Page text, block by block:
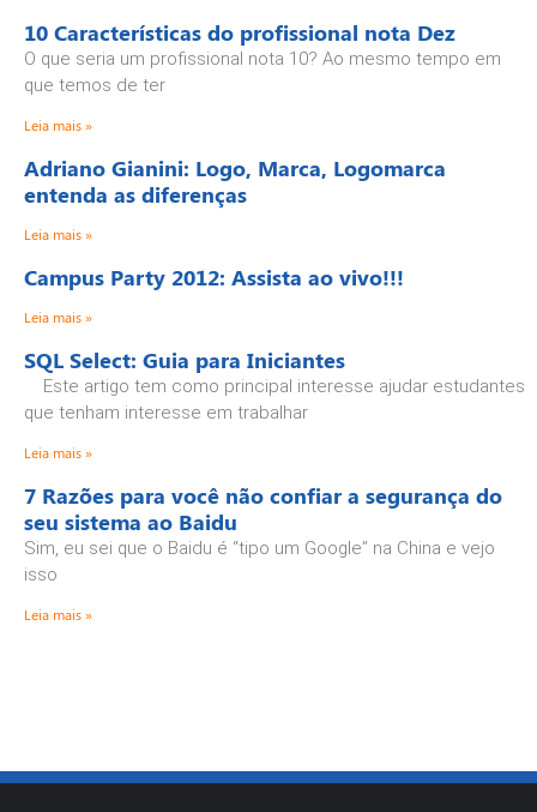
10 Características do profissional nota Dez
O que seria um profissional nota 10? Ao mesmo tempo em
que temos de ter
Leia mais »
Adriano Gianini: Logo, Marca, Logomarca
entenda as diferenças
Leia mais »
Campus Party 2012: Assista ao vivo!!!
Leia mais »
SQL Select: Guia para Iniciantes
Este artigo tem como principal interesse ajudar estudantes
que tenham interesse em trabalhar
Leia mais »
7 Razões para você não confiar a segurança do
seu sistema ao Baidu
Sim, eu sei que o Baidu é “tipo um Google” na China e vejo
isso
Leia mais »